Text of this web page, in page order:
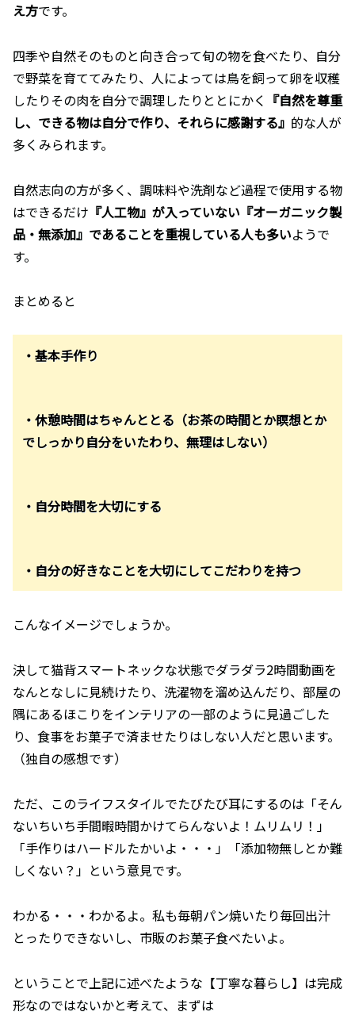
え方です。
四季や自然そのものと向き合って旬の物を食べたり、自分
で野菜を育ててみたり、人によっては鳥を飼って卵を収穫
したりその肉を自分で調理したりととにかく 『自然を尊重
し、できる物は自分で作り、それらに感謝する』 的な人が
多くみられます。
自然志向の方が多く、調味料や洗剤など過程で使用する物
はできるだけ 『人工物』が入っていない『オーガニック製
品・無添加』であることを重視している人も多いようで
す。
まとめると
・基本手作り
・休憩時間はちゃんととる（お茶の時間とか瞑想とか
でしっかり自分をいたわり、無理はしない）
・自分時間を大切にする
・自分の好きなことを大切にしてこだわりを持つ
こんなイメージでしょうか。
決して猫背スマートネックな状態でダラダラ2時間動画を
なんとなしに見続けたり、洗濯物を溜め込んだり、部屋の
隅にあるほこりをインテリアの一部のように見過ごした
り、食事をお菓子で済ませたりはしない人だと思います。
（独自の感想です）
ただ、このライフスタイルでたびたび耳にするのは「そん
ないちいち手間暇時間かけてらんないよ！ムリムリ！」
「手作りはハードルたかいよ・・・」「添加物無しとか難
しくない？」という意見です。
わかる・・・わかるよ。私も毎朝パン焼いたり毎回出汁
とったりできないし、市販のお菓子食べたいよ。
ということで上記に述べたような【丁寧な暮らし】は完成
形なのではないかと考えて、まずは